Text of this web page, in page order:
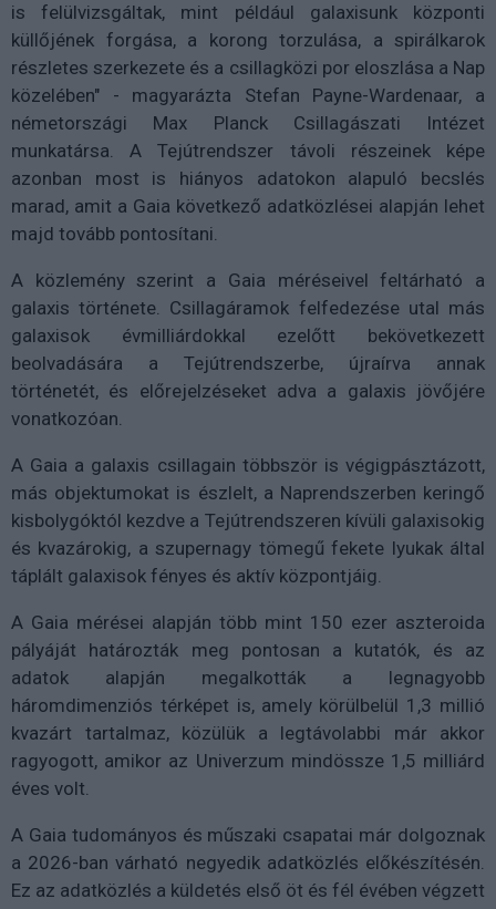
is felülvizsgáltak, mint például galaxisunk központi
küllőjének forgása, a korong torzulása, a spirálkarok
részletes szerkezete és a csillagközi por eloszlása a Nap
közelében" - magyarázta Stefan Payne-Wardenaar, a
németországi Max Planck Csillagászati Intézet
munkatársa. A Tejútrendszer távoli részeinek képe
azonban most is hiányos adatokon alapuló becslés
marad, amit a Gaia következő adatközlései alapján lehet
majd tovább pontosítani.
A közlemény szerint a Gaia méréseivel feltárható a
galaxis története. Csillagáramok felfedezése utal más
galaxisok évmilliárdokkal ezelőtt bekövetkezett
beolvadására a Tejútrendszerbe, újraírva annak
történetét, és előrejelzéseket adva a galaxis jövőjére
vonatkozóan.
A Gaia a galaxis csillagain többször is végigpásztázott,
más objektumokat is észlelt, a Naprendszerben keringő
kisbolygóktól kezdve a Tejútrendszeren kívüli galaxisokig
és kvazárokig, a szupernagy tömegű fekete lyukak által
táplált galaxisok fényes és aktív központjáig.
A Gaia mérései alapján több mint 150 ezer aszteroida
pályáját határozták meg pontosan a kutatók, és az
adatok alapján megalkották a legnagyobb
háromdimenziós térképet is, amely körülbelül 1,3 millió
kvazárt tartalmaz, közülük a legtávolabbi már akkor
ragyogott, amikor az Univerzum mindössze 1,5 milliárd
éves volt.
A Gaia tudományos és műszaki csapatai már dolgoznak
a 2026-ban várható negyedik adatközlés előkészítésén.
Ez az adatközlés a küldetés első öt és fél évében végzett